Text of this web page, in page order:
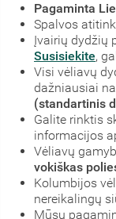
Pagaminta
Spalvos
Įvairių dydžių
Susisiekite,
Visi vėliavų
dažniausiai
(standartinis
Galite rinktis
informacijos
Vėliavų
vokiškas
Kolumbijos
nereikalingų
Mūsų